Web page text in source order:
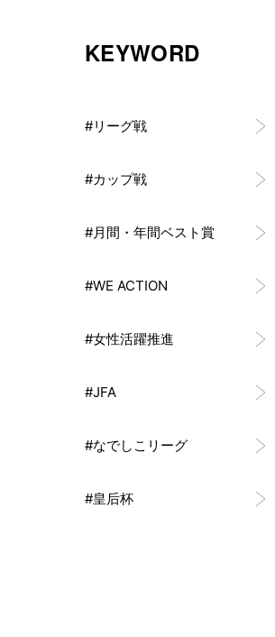
KEYWORD
#リーグ戦
#カップ戦
#月間・年間ベスト賞
#WE ACTION
#女性活躍推進
#JFA
#なでしこリーグ
#皇后杯